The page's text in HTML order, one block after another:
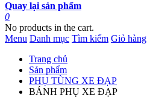
Quay lại sản phẩm
0
No products in the cart.
Menu Danh mục Tìm kiếm Giỏ hàng
Trang chủ
Sản phẩm
PHỤ TÙNG XE ĐẠP
BÁNH PHỤ XE ĐẠP